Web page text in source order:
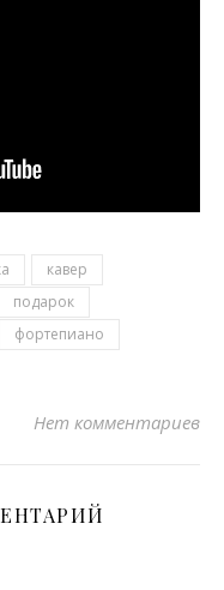
кавер
подарок
фортепиано
Нет комментариев